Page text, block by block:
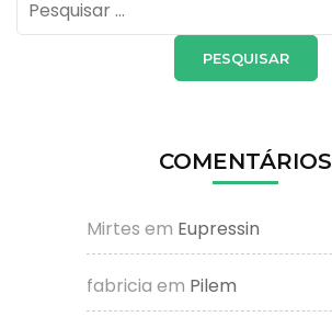
por:
COMENTÁRIOS
Mirtes em Eupressin
fabricia em Pilem